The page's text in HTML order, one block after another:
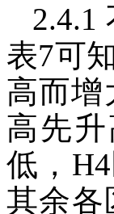
2.4.1
表7可
高而增
高先
低，
其余各